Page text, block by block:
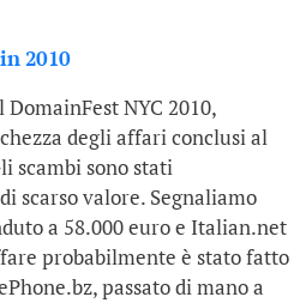
2010
NYC 2010,
degli affari conclusi al
scambi sono stati
scarso valore. Segnaliamo
a 58.000 euro e Italian.net
probabilmente è stato fatto
passato di mano a